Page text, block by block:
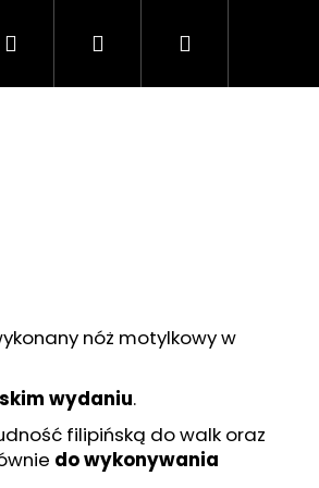
legislacyjne od 1 stycznia
Szukaj Zaloguj Koszyk
nóż motylkowy w
wydaniu.
filipińską do walk oraz
do wykonywania
Następne